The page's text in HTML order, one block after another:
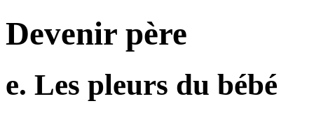
Devenir père
e. Les pleurs du bébé